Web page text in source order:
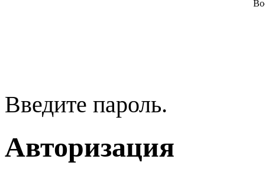
Введите пароль.
Авторизация